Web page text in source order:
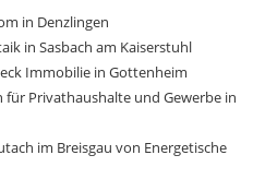
in Denzlingen
in Sasbach am Kaiserstuhl
Immobilie in Gottenheim
für Privathaushalte und Gewerbe in
im Breisgau von Energetische